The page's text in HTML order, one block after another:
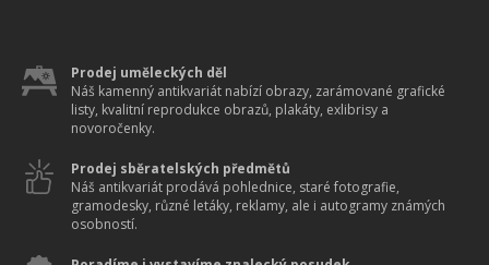
Prodej uměleckých děl
Náš kamenný antikvariát nabízí obrazy, zarámované grafické
listy, kvalitní reprodukce obrazů, plakáty, exlibrisy a
novoročenky.
Prodej sběratelských předmětů
Náš antikvariát prodává pohlednice, staré fotografie,
gramodesky, různé letáky, reklamy, ale i autogramy známých
osobností.